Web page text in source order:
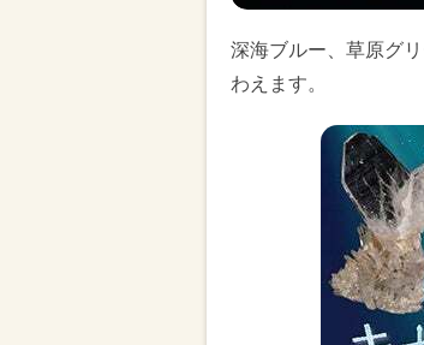
深海ブルー、草原グ
わえます。